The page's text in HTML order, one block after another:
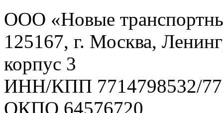
ООО «Новые
125167, г. Москва,
корпус 3
ИНН/КПП 7714798532/
ОКПО 64576720